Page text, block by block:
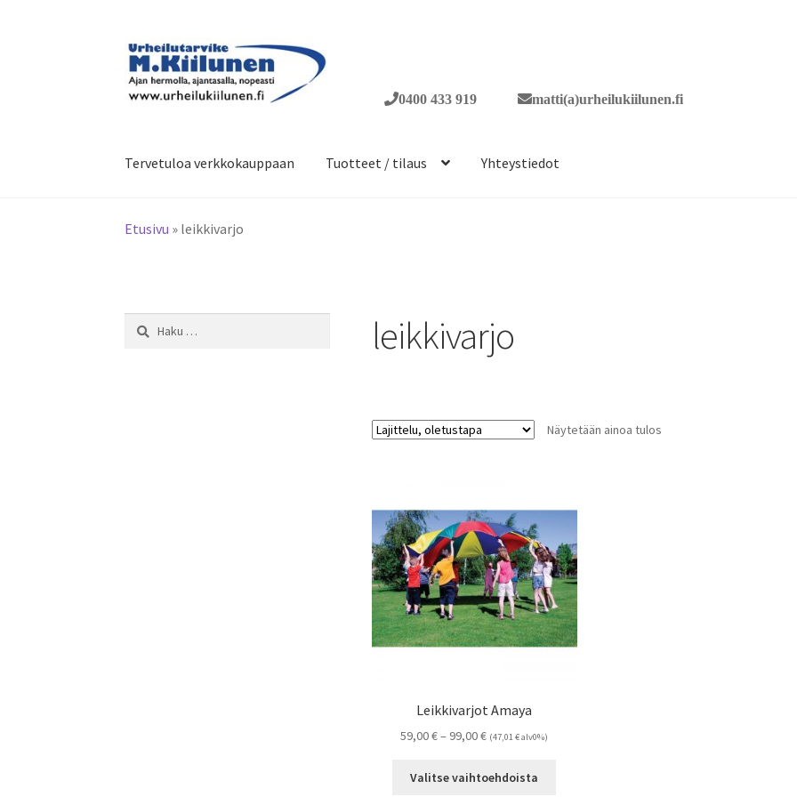
0400 433 919 matti(a)urheilukiilunen.fi
Siirry
navigointiin
Siirry
sisältöön
Tervetuloa verkkokauppaan Tuotteet / tilaus Yhteystiedot
Etusivu » leikkivarjo
leikkivarjo
Näytetään ainoa tulos
Leikkivarjot Amaya
59,00€– 99,00€Hintaluokka:
-
(47,01€alv0%)
Valitse vaihtoehdoista
Haku: